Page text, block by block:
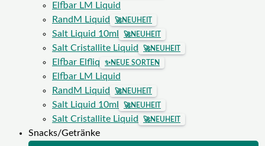
Elfbar LM Liquid
RandM Liquid
🚀NEUHEIT
Salt Liquid 10ml 🚀NEUHEIT
Salt Cristallite Liquid 🚀NEUHEIT
Elfbar Elfliq ✨NEUE SORTEN
Elfbar LM Liquid
RandM Liquid
🚀NEUHEIT
Salt Liquid 10ml 🚀NEUHEIT
Salt Cristallite Liquid 🚀NEUHEIT
Snacks/Getränke